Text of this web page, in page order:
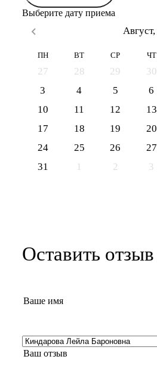
Выберите дату приема
Август,
ПН ВТ СР ЧТ
27 28 29 30
3
4 5 6
10
11 12 13
17
18 19 20
24
25 26 27
31
1 2 3
Оставить отзыв